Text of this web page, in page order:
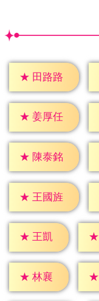
★ 田路路
★ 姜厚任
★ 陳泰銘
★ 王國旌
★ 王凱 ★
★ 林襄 ★